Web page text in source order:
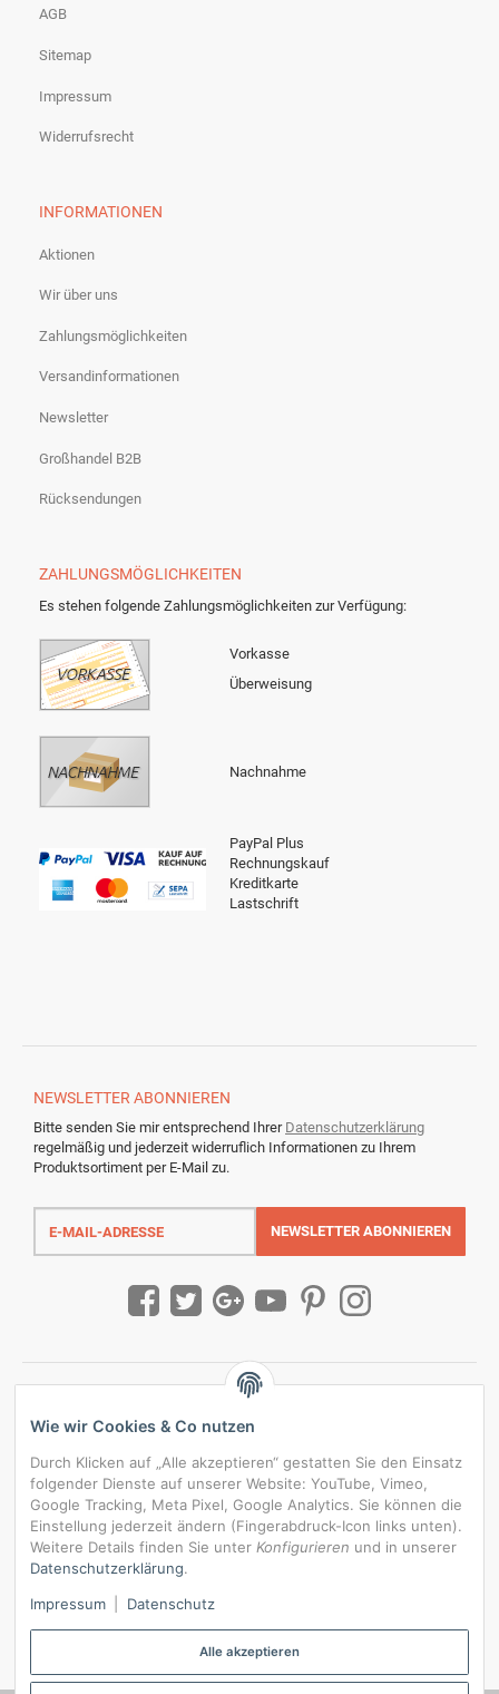
AGB
Sitemap
Impressum
Widerrufsrecht
INFORMATIONEN
Aktionen
Wir über uns
Zahlungsmöglichkeiten
Versandinformationen
Newsletter
Großhandel B2B
Rücksendungen
ZAHLUNGSMÖGLICHKEITEN
Es stehen folgende Zahlungsmöglichkeiten zur Verfügung:
Vorkasse
Überweisung
Nachnahme
PayPal Plus
Rechnungskauf
Kreditkarte
Lastschrift
NEWSLETTERABONNIEREN
Bitte senden Sie mir entsprechend Ihrer Datenschutzerklärung
regelmäßig und jederzeit widerruflich Informationen zu Ihrem
Produktsortiment per E-Mail zu.
E-
Mail-
NEWSLETTER ABONNIEREN
Alle Preise inkl. gesetzlicher USt., zzgl.
Datenschutz-Einstellungen
Wie wir Cookies & Co nutzen
Durch Klicken auf „Alle akzeptieren“ gestatten Sie den Einsatz
folgender Dienste auf unserer Website: YouTube, Vimeo,
Google Tracking, Meta Pixel, Google Analytics. Sie können die
Einstellung jederzeit ändern (Fingerabdruck-Icon links unten).
Weitere Details finden Sie unter Konfigurieren und in unserer
Datenschutzerklärung.
Impressum
Datenschutz
Alle akzeptieren